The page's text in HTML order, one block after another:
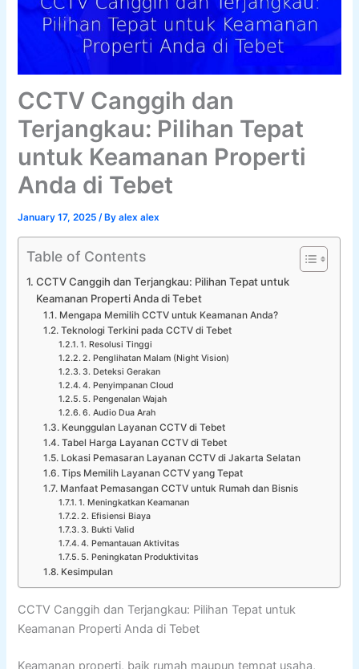
CCTV Canggih dan
Terjangkau: Pilihan Tepat
untuk Keamanan Properti
Anda di Tebet
January 17, 2025/ Byalex alex
Table of Contents
CCTV Canggih dan Terjangkau: Pilihan Tepat untuk
Keamanan Properti Anda di Tebet
Mengapa Memilih CCTV untuk Keamanan Anda?
Teknologi Terkini pada CCTV di Tebet
1. Resolusi Tinggi
2. Penglihatan Malam (Night Vision)
3. Deteksi Gerakan
4. Penyimpanan Cloud
5. Pengenalan Wajah
6. Audio Dua Arah
Keunggulan Layanan CCTV di Tebet
Tabel Harga Layanan CCTV di Tebet
Lokasi Pemasaran Layanan CCTV di Jakarta Selatan
Tips Memilih Layanan CCTV yang Tepat
Manfaat Pemasangan CCTV untuk Rumah dan Bisnis
1. Meningkatkan Keamanan
2. Efisiensi Biaya
3. Bukti Valid
4. Pemantauan Aktivitas
5. Peningkatan Produktivitas
Kesimpulan
CCTV Canggih dan Terjangkau: Pilihan Tepat untuk
Keamanan Properti Anda di Tebet
Keamanan properti, baik rumah maupun tempat usaha,